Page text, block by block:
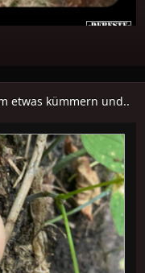
etwas kümmern und..